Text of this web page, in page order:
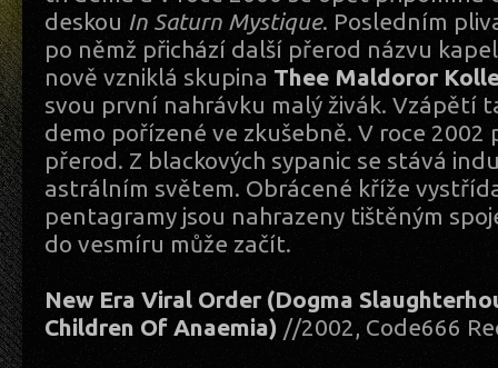
deskou In Saturn Mystique. Posledním
po němž přichází další přerod názvu
nově vzniklá skupina Thee Maldoror
svou první nahrávku malý živák. Vzápětí
demo pořízené ve zkušebně. V roce 2002
přerod. Z blackových sypanic se stává
astrálním světem. Obrácené kříže
pentagramy jsou nahrazeny tištěným
do vesmíru může začít.
New Era Viral Order (Dogma
Children Of Anaemia) //2002, Code666